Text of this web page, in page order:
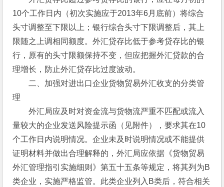
10个工作日内（初次实施应于2013年6月底前）将综合
头寸调整至下限以上；银行综合头寸下限调整后，其上
限随之上调相同额度。外汇贷存比低于参考贷存比的银
行，原有的头寸限额保持不变，但应把握外汇贷款的合
理增长，防止外汇贷存比过度波动。
二、加强对进出口企业货物贸易外汇收支的分类管
理
外汇局应及时对资金流与货物流严重不匹配或流入
量较大的企业发送风险提示函（见附件），要求其在10
个工作日内说明情况。企业未及时说明情况或不能提供
证明材料并做出合理解释的，外汇局应依据《货物贸易
外汇管理指引实施细则》第五十五条等规定，将其列为B
类企业，实施严格监管。此类企业列入B类后，符合相关